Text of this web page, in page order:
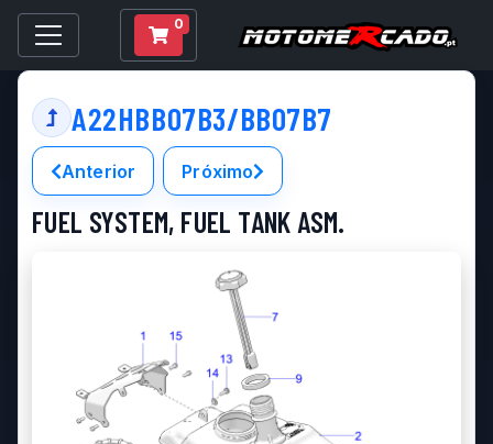
0
A22HBB07B3/BB07B7
Anterior Próximo
FUEL SYSTEM, FUEL TANK ASM.